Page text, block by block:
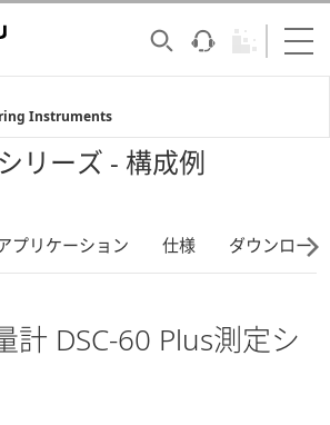
Instruments
リーズ - 構成例
プリケーション 仕様 ダウンロード
計 DSC-60 Plus測定シ